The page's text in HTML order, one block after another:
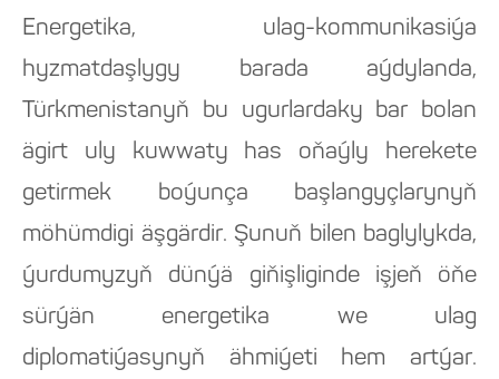
Energetika, ulag-kommunikasiýa
hyzmatdaşlygy barada aýdylanda,
Türkmenistanyň bu ugurlardaky bar bolan
ägirt uly kuwwaty has oňaýly herekete
getirmek boýunça başlangyçlarynyň
möhümdigi äşgärdir. Şunuň bilen baglylykda,
ýurdumyzyň dünýä giňişliginde işjeň öňe
sürýän energetika we ulag
diplomatiýasynyň ähmiýeti hem artýar.